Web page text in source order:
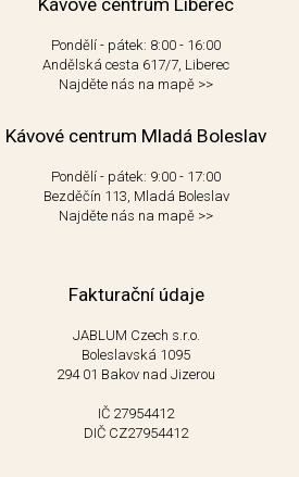
Pondělí - pátek: 8:00 - 16:00
Andělská cesta 617/7, Liberec
Najděte nás na mapě >>
Kávové centrum Mladá Boleslav
Pondělí - pátek: 9:00 - 17:00
Bezděčín 113, Mladá Boleslav
Najděte nás na mapě >>
Fakturační údaje
JABLUM Czech s.r.o.
Boleslavská 1095
294 01 Bakov nad Jizerou
IČ 27954412
DIČ CZ27954412